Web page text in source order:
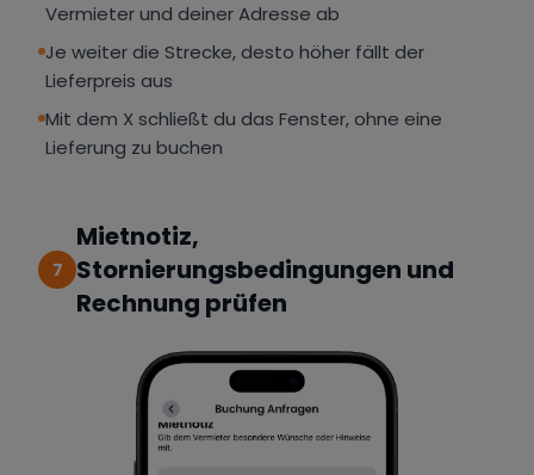
Vermieter und deiner Adresse ab
Je weiter die Strecke, desto höher fällt der
Lieferpreis aus
Mit dem X schließt du das Fenster, ohne eine
Lieferung zu buchen
7
Mietnotiz,
Stornierungsbedingungen und
Rechnung prüfen